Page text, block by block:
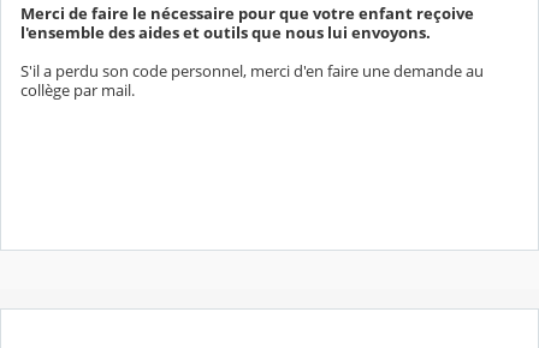
Merci de faire le nécessaire pour que votre enfant reçoive
l'ensemble des aides et outils que nous lui envoyons.
S'il a perdu son code personnel, merci d'en faire une demande au
collège par mail.